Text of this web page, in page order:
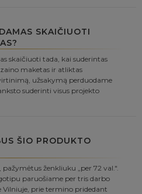
SKAIČIUOTI
skaičiuoti tada, kai suderintas
maketas ir atliktas
užsakymą perduodame
suderinti visus projekto
ŠIO PRODUKTO
ženkliuku „per 72 val.".
paruošiame per tris darbo
Vilniuje, prie termino pridedant